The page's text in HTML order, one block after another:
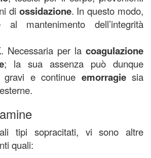
di ossidazione. In questo modo,
al mantenimento dell’integrità
. Necessaria per la coagulazione
; la sua assenza può dunque
gravi e continue emorragiesia
tipi sopracitati, vi sono altre
quali: